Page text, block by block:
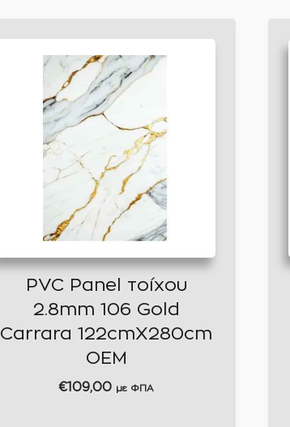
PVC Panel τοίχου
2.8mm 106 Gold
Carrara 122cmX280cm
OEM
€109,00 με ΦΠΑ